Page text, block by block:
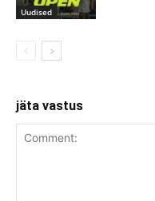
Uudised
jäta vastus